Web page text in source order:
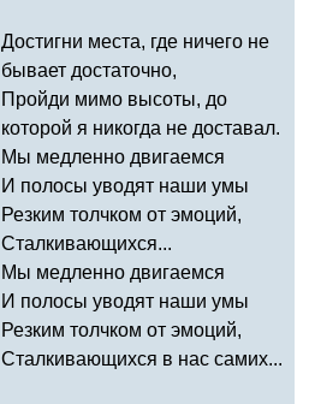
Достигни места, где ничего не
бывает достаточно,
Пройди мимо высоты, до
которой я никогда не доставал.
Мы медленно двигаемся
И полосы уводят наши умы
Резким толчком от эмоций,
Сталкивающихся...
Мы медленно двигаемся
И полосы уводят наши умы
Резким толчком от эмоций,
Сталкивающихся в нас самих...